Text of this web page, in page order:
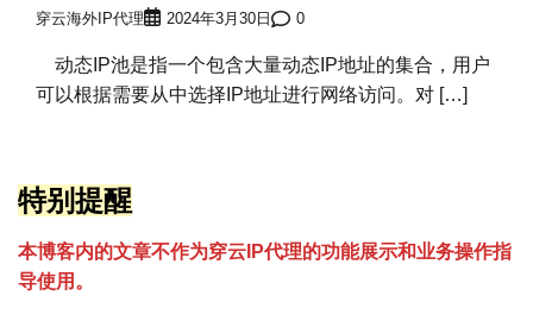
穿云海外IP代理 2024年3月30日 0
动态IP池是指一个包含大量动态IP地址的集合，用户
可以根据需要从中选择IP地址进行网络访问。对 […]
特别提醒
本博客内的文章不作为穿云 P代理的功能展示和业务操作指
导使用。